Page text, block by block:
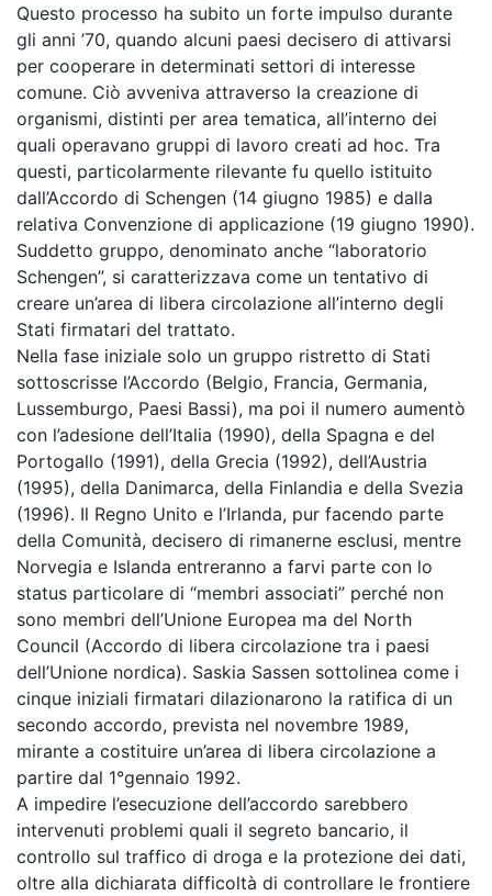
Questo processo ha subito un forte impulso durante
gli anni ’70, quando alcuni paesi decisero di attivarsi
per cooperare in determinati settori di interesse
comune. Ciò avveniva attraverso la creazione di
organismi, distinti per area tematica, all’interno dei
quali operavano gruppi di lavoro creati ad hoc. Tra
questi, particolarmente rilevante fu quello istituito
dall’Accordo di Schengen (14 giugno 1985) e dalla
relativa Convenzione di applicazione (19 giugno 1990).
Suddetto gruppo, denominato anche “laboratorio
Schengen”, si caratterizzava come un tentativo di
creare un’area di libera circolazione all’interno degli
Stati firmatari del trattato.
Nella fase iniziale solo un gruppo ristretto di Stati
sottoscrisse l’Accordo (Belgio, Francia, Germania,
Lussemburgo, Paesi Bassi), ma poi il numero aumentò
con l’adesione dell’Italia (1990), della Spagna e del
Portogallo (1991), della Grecia (1992), dell’Austria
(1995), della Danimarca, della Finlandia e della Svezia
(1996). Il Regno Unito e l’Irlanda, pur facendo parte
della Comunità, decisero di rimanerne esclusi, mentre
Norvegia e Islanda entreranno a farvi parte con lo
status particolare di “membri associati” perché non
sono membri dell’Unione Europea ma del North
Council (Accordo di libera circolazione tra i paesi
dell’Unione nordica). Saskia Sassen sottolinea come i
cinque iniziali firmatari dilazionarono la ratifica di un
secondo accordo, prevista nel novembre 1989,
mirante a costituire un’area di libera circolazione a
partire dal 1°gennaio 1992.
A impedire l’esecuzione dell’accordo sarebbero
intervenuti problemi quali il segreto bancario, il
controllo sul traffico di droga e la protezione dei dati,
oltre alla dichiarata difficoltà di controllare le frontiere